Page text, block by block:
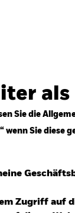
Sie die
wenn Sie diese
Zugriff auf